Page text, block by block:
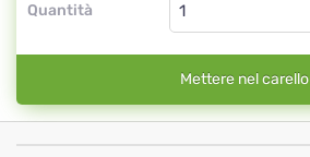
Quantità
Mettere nel carello